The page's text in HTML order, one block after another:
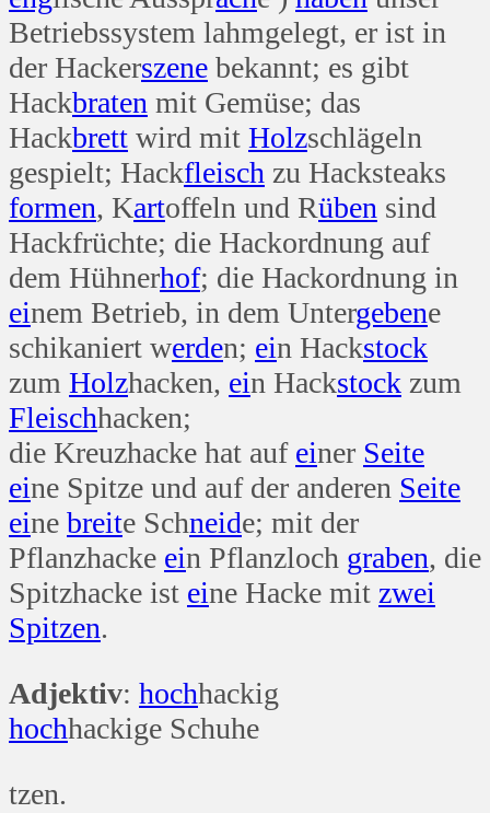
Betriebssystem lahmgelegt, er ist in
der Hackerszene bekannt; es gibt
Hackbraten mit Gemüse; das
Hackbrett wird mit Holzschlägeln
gespielt; Hackfleisch zu Hacksteaks
formen, Kartoffeln und Rüben sind
Hackfrüchte; die Hackordnung auf
dem Hühnerhof; die Hackordnung in
einem Betrieb, in dem Untergebene
schikaniert werden; ein Hackstock
zum Holzhacken, ein Hackstock zum
Fleischhacken;
die Kreuzhacke hat auf einer Seite
eine Spitze und auf der anderen Seite
eine breite Schneide; mit der
Pflanzhacke ein Pflanzloch graben, die
Spitzhacke ist eine Hacke mit zwei
Spitzen.
Adjektiv: hochhackig
hochhackige Schuhe
tzen.